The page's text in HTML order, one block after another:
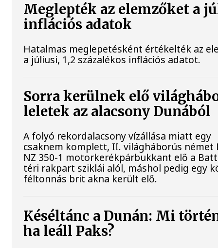
Meglepték az elemzőket a
inflációs adatok
Hatalmas meglepetésként értékelték az
a júliusi, 1,2 százalékos inflációs adatot.
Sorra kerülnek elő
leletek az alacsony Dunából
A folyó rekordalacsony vízállása miatt egy
csaknem komplett, II. világháborús német
NZ 350-1 motorkerékpárbukkant elő a
téri rakpart sziklái alól, máshol pedig egy
féltonnás brit akna került elő.
Késéltánc a Dunán: Mi
ha leáll Paks?